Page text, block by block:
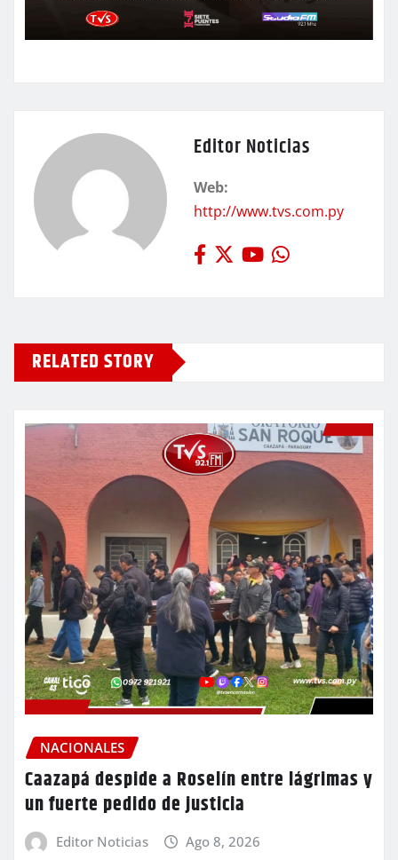
Editor Noticias
Web:
http://www.tvs.com.py
RELATED STORY
NACIONALES
Caazapá despide a Roselín entre lágrimas y
un fuerte pedido de justicia
Editor Noticias Ago 8, 2026